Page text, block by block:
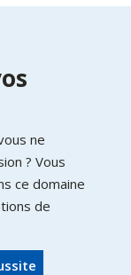
ne
? Vous
ce domaine
de